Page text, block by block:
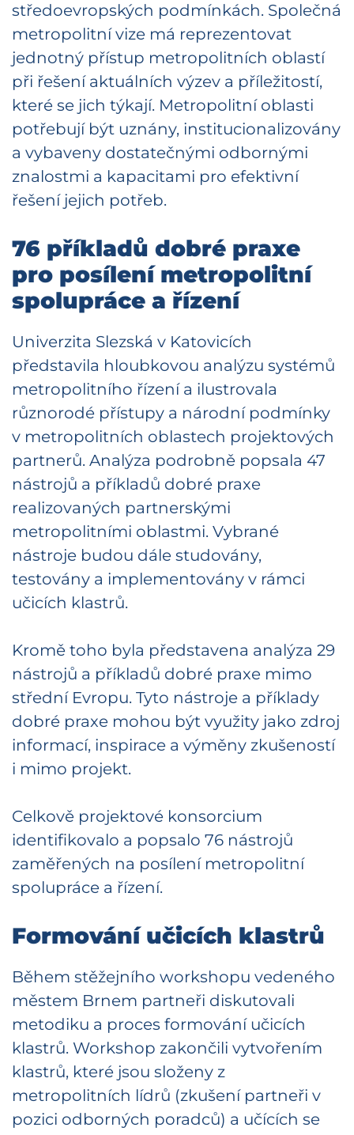
středoevropských podmínkách. Společná
metropolitní vize má reprezentovat
jednotný přístup metropolitních oblastí
při řešení aktuálních výzev a příležitostí,
které se jich týkají. Metropolitní oblasti
potřebují být uznány, institucionalizovány
a vybaveny dostatečnými odbornými
znalostmi a kapacitami pro efektivní
řešení jejich potřeb.
76 příkladů dobré praxe
pro posílení metropolitní
spolupráce a řízení
Univerzita Slezská v Katovicích
představila hloubkovou analýzu systémů
metropolitního řízení a ilustrovala
různorodé přístupy a národní podmínky
v metropolitních oblastech projektových
partnerů. Analýza podrobně popsala 47
nástrojů a příkladů dobré praxe
realizovaných partnerskými
metropolitními oblastmi. Vybrané
nástroje budou dále studovány,
testovány a implementovány v rámci
učicích klastrů.
Kromě toho byla představena analýza 29
nástrojů a příkladů dobré praxe mimo
střední Evropu. Tyto nástroje a příklady
dobré praxe mohou být využity jako zdroj
informací, inspirace a výměny zkušeností
i mimo projekt.
Celkově projektové konsorcium
identifikovalo a popsalo 76 nástrojů
zaměřených na posílení metropolitní
spolupráce a řízení.
Formování učicích klastrů
Během stěžejního workshopu vedeného
městem Brnem partneři diskutovali
metodiku a proces formování učicích
klastrů. Workshop zakončili vytvořením
klastrů, které jsou složeny z
metropolitních lídrů (zkušení partneři v
pozici odborných poradců) a učících se